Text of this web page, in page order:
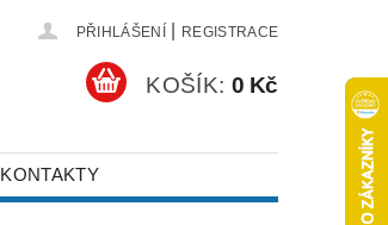
PŘIHLÁŠENÍ REGISTRACE
KOŠÍK: 0 Kč
KONTAKTY